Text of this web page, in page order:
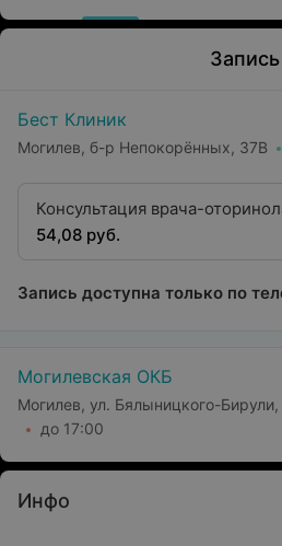
Запись
Бест Клиник
Могилев, б-р Непокорённых, 37В
Консультация врача-
высшей квалификационной
54,08 руб.
Запись доступна только по
Могилевская ОКБ
Могилев, ул. Бялыницкого-Бирули,
до 17:00
Инфо